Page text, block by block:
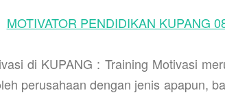
MOTIVATOR PENDIDIKAN KUPANG
di KUPANG : Training Motivasi
perusahaan dengan jenis apapun,